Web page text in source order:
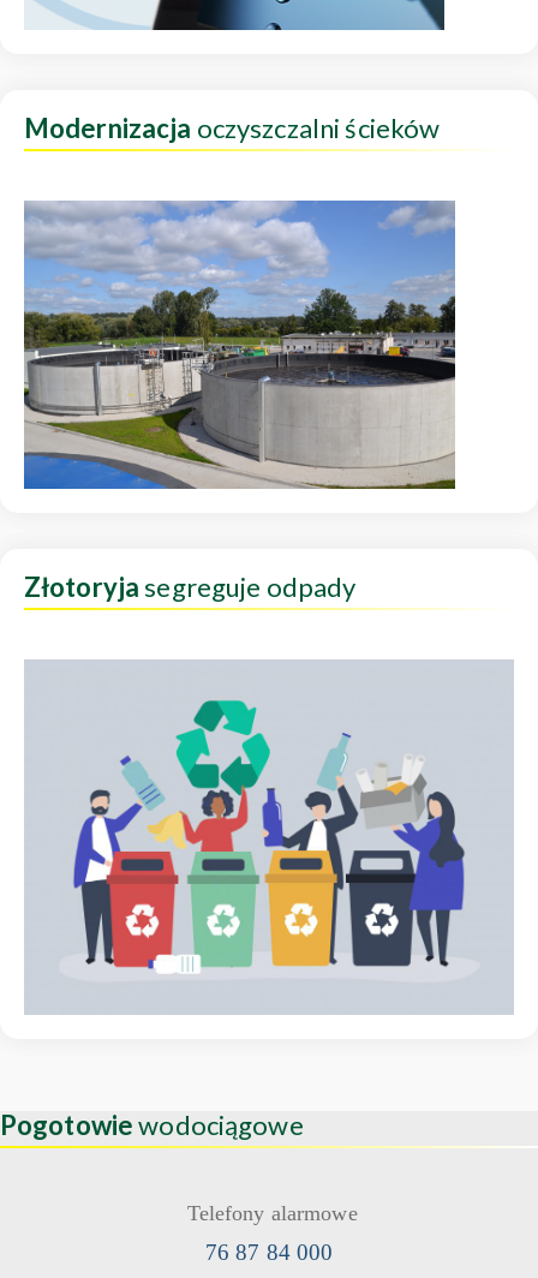
Modernizacja oczyszczalni ścieków
Złotoryjasegreguje odpady
Pogotowiewodociągowe
Telefony alarmowe
76 87 84 000